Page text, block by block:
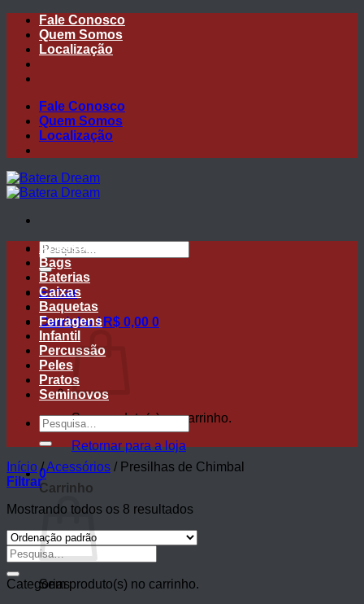
Skip
content
Fale Conosco
Quem Somos
Localização
Fale Conosco
Quem Somos
Localização
Pesquisar
por:
Entrar
Carrinho / R$ 0,00 0
Sem produto(s) no carrinho.
Retornar para a loja
0
Carrinho
Sem produto(s) no carrinho.
Acessórios
Bags
Baterias
Caixas
Baquetas
Ferragens
Infantil
Percussão
Peles
Pratos
Seminovos
Pesquisar
por:
Início /Acessórios / Presilhas de Chimbal
Filtrar
Mostrando todos os 8 resultados
Pesquisar
por:
Categorias